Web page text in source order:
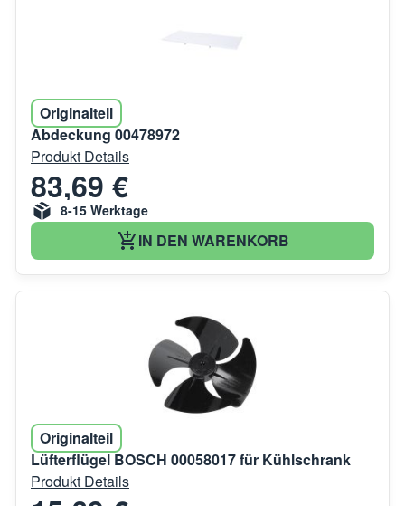
Originalteil
Abdeckung 00478972
Produkt Details
83,69 €
8-15 Werktage
IN DEN WARENKORB
Originalteil
Lüfterflügel BOSCH 00058017 für Kühlschrank
Produkt Details